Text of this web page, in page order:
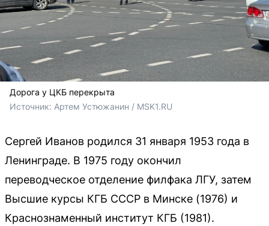
Дорога у ЦКБ перекрыта
Источник: Артем Устюжанин / MSK1.RU
Сергей Иванов родился 31 января 1953 года в
Ленинграде. В 1975 году окончил
переводческое отделение филфака ЛГУ, затем
Высшие курсы КГБ СССР в Минске (1976) и
Краснознаменный институт КГБ (1981).